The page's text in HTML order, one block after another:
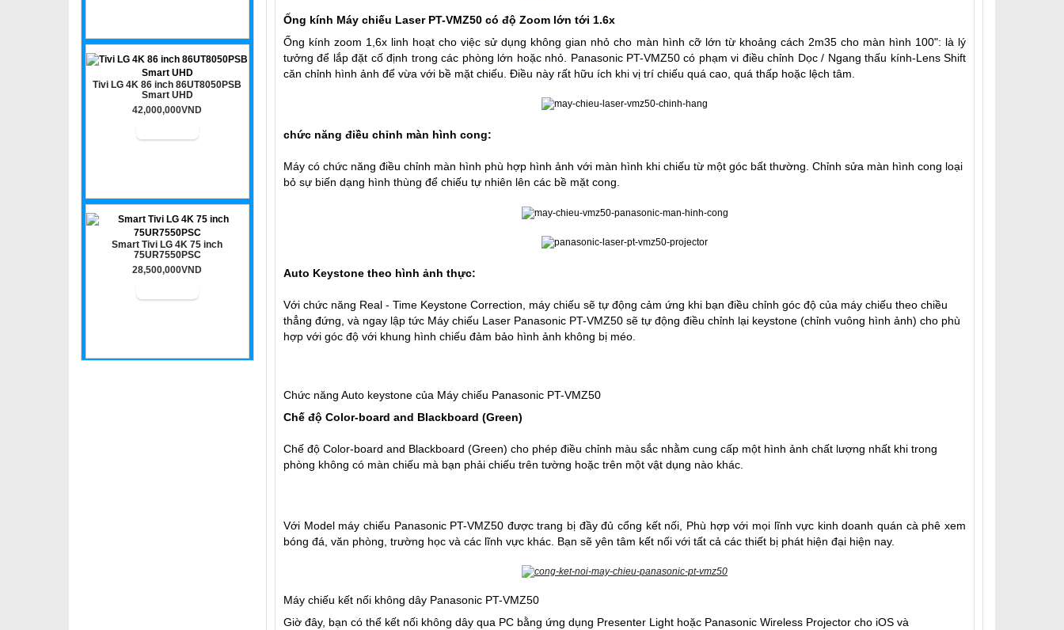
Tivi LG 4K 86 inch 86UT8050PSB
Smart UHD
42,000,000VND
Smart Tivi LG 4K 75 inch
75UR7550PSC
28,500,000VND
Ống kính Máy chiếu Laser PT-VMZ50 có độ Zoom lớn tới 1.6x
Ống kính zoom 1,6x linh hoạt cho việc sử dụng không gian nhỏ cho màn hình cỡ lớn từ khoảng cách 2m35 cho màn hình 100": là lý
tưởng để lắp đặt cố định trong các phòng lớn hoặc nhỏ. Panasonic PT-VMZ50 có phạm vi điều chỉnh Dọc / Ngang thấu kính-Lens Shift
căn chỉnh hình ảnh để vừa với bề mặt chiếu. Điều này rất hữu ích khi vị trí chiếu quá cao, quá thấp hoặc lệch tâm.
chức năng điều chỉnh màn hình cong:
Máy có chức năng điều chỉnh màn hình phù hợp hình ảnh với màn hình khi chiếu từ một góc bất thường. Chỉnh sửa màn hình cong loại
bỏ sự biến dạng hình thùng để chiếu tự nhiên lên các bề mặt cong.
Auto Keystone theo hình ảnh thực:
Với chức năng Real - Time Keystone Correction, máy chiếu sẽ tự động cảm ứng khi bạn điều chỉnh góc độ của máy chiếu theo chiều
thẳng đứng, và ngay lập tức Máy chiếu Laser Panasonic PT-VMZ50 sẽ tự động điều chỉnh lại keystone (chỉnh vuông hình ảnh) cho phù
hợp với góc độ với khung hình chiếu đảm bảo hình ảnh không bị méo.
Chức năng Auto keystone của Máy chiếu Panasonic PT-VMZ50
Chế độ Color-board and Blackboard (Green)
Chế độ Color-board and Blackboard (Green) cho phép điều chỉnh màu sắc nhằm cung cấp một hình ảnh chất lượng nhất khi trong
phòng không có màn chiếu mà bạn phải chiếu trên tường hoặc trên một vật dụng nào khác.
Với Model máy chiếu Panasonic PT-VMZ50 được trang bị đầy đủ cổng kết nối, Phù hợp với mọi lĩnh vực kinh doanhquán cà phê xem
bóng đá , văn phòng, trường học và các lĩnh vực khác. Bạn sẽ yên tâm kết nối với tất cả các thiết bị phát hiện đại hiện nay.
Máy chiếu kết nối không dây Panasonic PT-VMZ50
Giờ đây, bạn có thể kết nối không dây qua PC bằng ứng dụng Presenter Light hoặc Panasonic Wireless Projector cho iOS và